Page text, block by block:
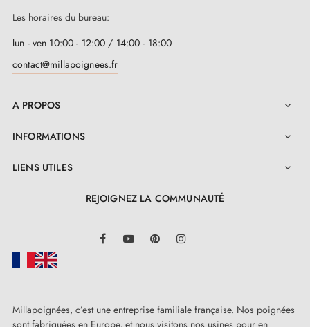
Les horaires du bureau:
lun - ven 10:00 - 12:00 / 14:00 - 18:00
contact@millapoignees.fr
A PROPOS 
INFORMATIONS 
LIENS UTILES 
REJOIGNEZ LA COMMUNAUTÉ
FacebookYouTube Pinterest
Millapoignées, c’est une entreprise familiale française. Nos poignées